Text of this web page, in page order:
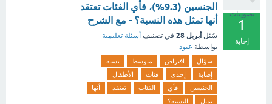
تصويتات
1
إجابة
الجنسين (9.3%)، فأي الفئات تعتقد
أنها تمثل هذه النسبة؟ - مع الشرح
سُئل أبريل 28 في تصنيف أسئلة تعليمية
بواسطة عبود
سؤال افتراض متوسط
نسبة
إصابة
إحدى فئات
الأطفال
الجنسين
فأي الفئات تعتقد
أنها
تمثل
النسبة؟